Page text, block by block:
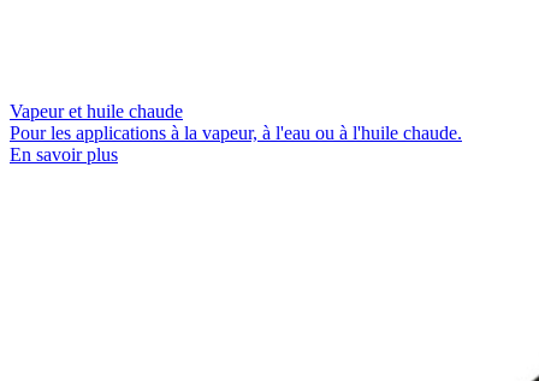
Vapeur et huile chaude
Pour les applications à la vapeur, à l'eau ou à l'huile chaude.
En savoir plus